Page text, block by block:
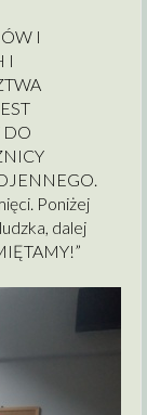
I
I
DO
Poniżej
dalej